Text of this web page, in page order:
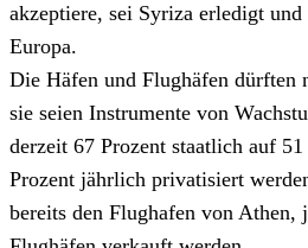
akzeptiere, sei Syriza erledigt
Europa.
Die Häfen und Flughäfen dürften
sie seien Instrumente von
derzeit 67 Prozent staatlich auf
Prozent jährlich privatisiert
bereits den Flughafen von Athen,